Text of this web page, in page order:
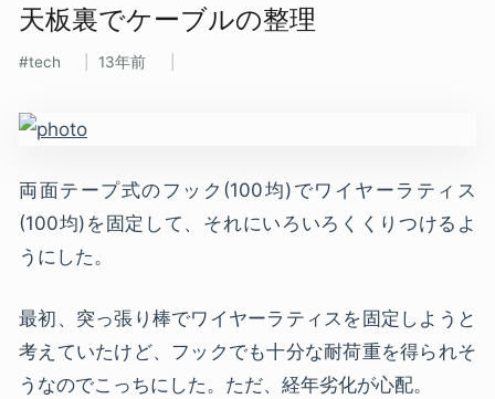
天板裏で​ケーブルの​整理
tech 13年前
両面テープ式のフック(100均)でワイヤーラティス
(100均)を固定して、それにいろいろくくりつけるよ
うにした。
最初、突っ張り棒でワイヤーラティスを固定しようと
考えていたけど、フックでも十分な耐荷重を得られそ
うなのでこっちにした。ただ、経年劣化が心配。